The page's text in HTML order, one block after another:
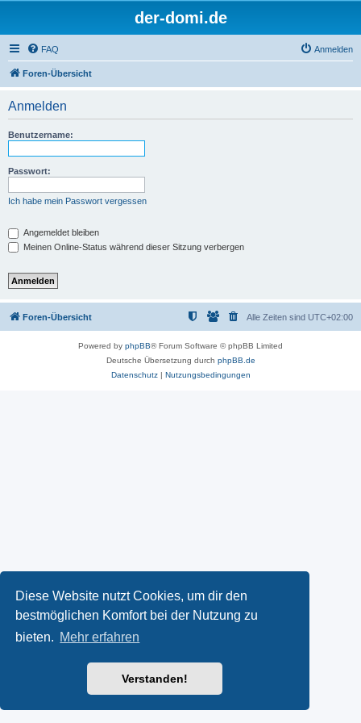
Diese Website nutzt Cookies, um dir den
bestmöglichen Komfort bei der Nutzung zu
bieten. Mehr erfahren
Verstanden!
der-domi.de
FAQ Anmelden
Foren-Übersicht
Anmelden
Benutzername:
Passwort:
Ich habe mein Passwort vergessen
Angemeldet bleiben
Meinen Online-Status während dieser Sitzung verbergen
Foren-Übersicht Alle Zeiten sind UTC+02:00
Powered by phpBB® Forum Software © phpBB Limited
Deutsche Übersetzung durch phpBB.de
Datenschutz| Nutzungsbedingungen